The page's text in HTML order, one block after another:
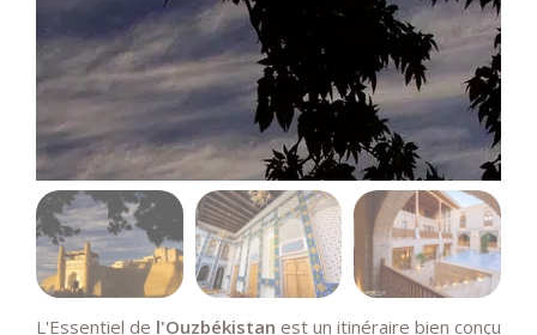
L'Essentiel de l'Ouzbékistan est un itinéraire bien conçu